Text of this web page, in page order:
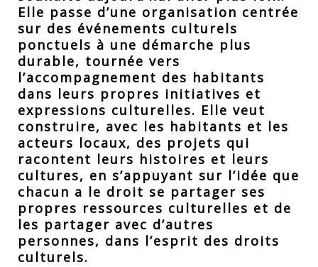
Elle passe d’une organisation centrée
sur des événements culturels
ponctuels à une démarche plus
durable, tournée vers
l’accompagnement des habitants
dans leurs propres initiatives et
expressions culturelles. Elle veut
construire, avec les habitants et les
acteurs locaux, des projets qui
racontent leurs histoires et leurs
cultures, en s’appuyant sur l’idée que
chacun a le droit se partager ses
propres ressources culturelles et de
les partager avec d’autres
personnes, dans l’esprit des droits
culturels.